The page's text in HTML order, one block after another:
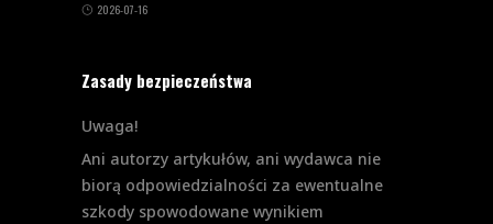
2026-07-16
Zasady bezpieczeństwa
Uwaga!
Ani autorzy artykułów, ani wydawca nie
biorą odpowiedzialności za ewentualne
szkody spowodowane wynikiem